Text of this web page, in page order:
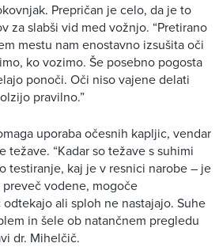
Prepričan je celo, da je to
za slabši vid med vožnjo. “Pretirano
mestu nam enostavno izsušita oči
ko vozimo. Še posebno pogosta
ponoči. Oči niso vajene delati
pravilno.”
uporaba očesnih kapljic, vendar
težave. “Kadar so težave s suhimi
testiranje, kaj je v resnici narobe – je
vodene, mogoče
ali sploh ne nastajajo. Suhe
in šele ob natančnem pregledu
dr. Mihelčič.